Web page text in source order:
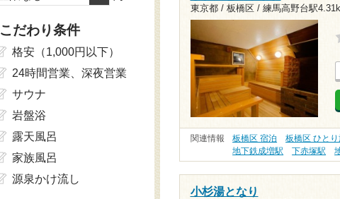
東京都 / 板橋区 / 練馬高野台駅
関連情報 板橋区 宿泊 板橋区 ひと
地下鉄成増駅
下赤塚駅
小杉湯となり
こだわり条件
格安（1,000円以下）
24時間営業、深夜営業
サウナ
岩盤浴
露天風呂
家族風呂
源泉かけ流し